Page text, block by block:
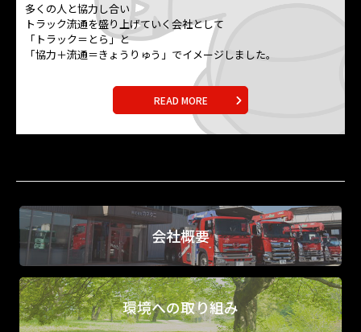
多くの人と協力し合い
トラック流通を盛り上げていく会社として
「トラック＝とら」と
「協力＋流通＝きょうりゅう」でイメージしました。
READ MORE
会社概要
環境への取り組み